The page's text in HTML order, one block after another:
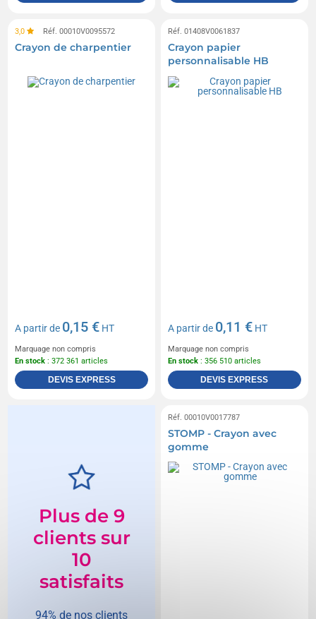
3,0 Réf. 00010V0095572
Crayon de charpentier
A partir de 0,15 € HT
Marquage non compris
En stock : 372 361 articles
DEVIS EXPRESS
Réf. 01408V0061837
Crayon papier
personnalisable HB
A partir de 0,11 € HT
Marquage non compris
En stock : 356 510 articles
DEVIS EXPRESS
Plus de 9
clients sur
10
satisfaits
94% de nos clients
Réf. 00010V0017787
STOMP - Crayon avec
gomme